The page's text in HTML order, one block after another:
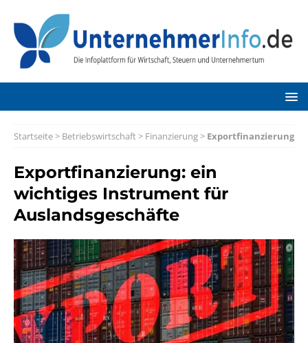
Startseite> Betriebswirtschaft> Finanzierung> Exportfinanzierung
Exportfinanzierung: ein
wichtiges Instrument für
Auslandsgeschäfte